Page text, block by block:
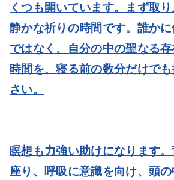
くつも開いています。まず取り
静かな祈りの時間です。誰かに
ではなく、自分の中の聖なる
時間を、寝る前の数分だけで
さい。
瞑想も力強い助けになります
座り、呼吸に意識を向け、頭